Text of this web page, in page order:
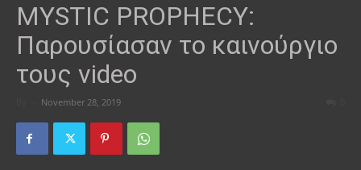
MYSTIC PROPHECY:
Παρουσίασαν το καινούργιο
τους video
November 28, 2019